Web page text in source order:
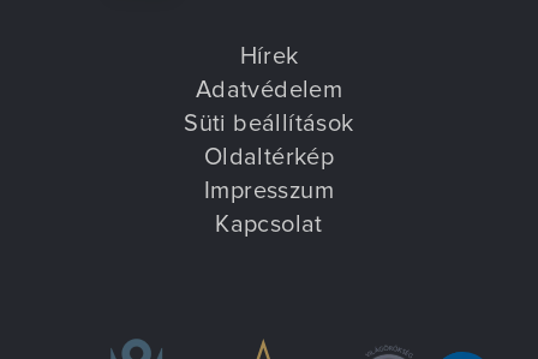
Hírek
Adatvédelem
Süti beállítások
Oldaltérkép
Impresszum
Kapcsolat